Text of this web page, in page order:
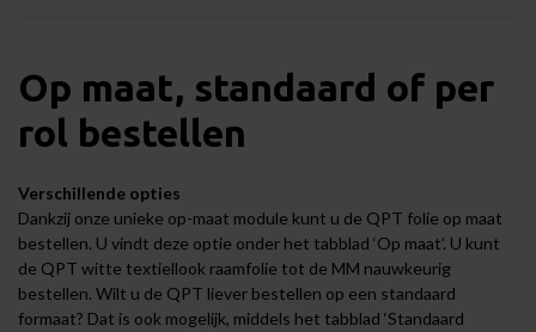
Op maat, standaard of per
rol bestellen
Verschillende opties
Dankzij onze unieke op-maat module kunt u de QPT folie op maat
bestellen. U vindt deze optie onder het tabblad ‘Op maat’. U kunt
de QPT witte textiellook raamfolie tot de MM nauwkeurig
bestellen. Wilt u de QPT liever bestellen op een standaard
formaat? Dat is ook mogelijk, middels het tabblad ‘Standaard